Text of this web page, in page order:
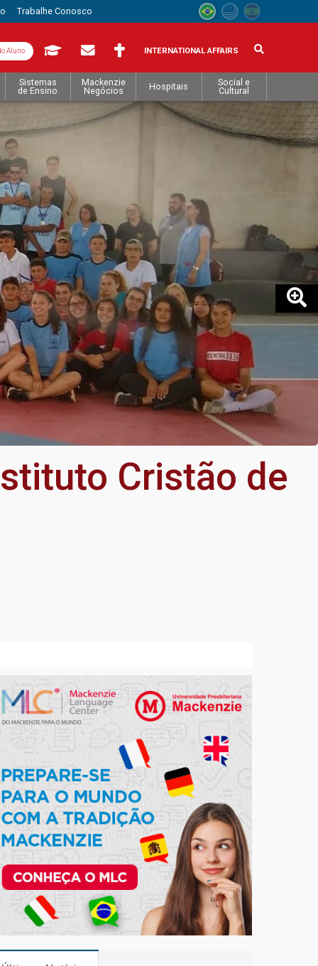
Trabalhe Conosco
Aluno INTERNATIONAL AFFAIRS
Sistemas
de Ensino
Mackenzie
Negócios
Hospitais
Social e
Cultural
Cristão de